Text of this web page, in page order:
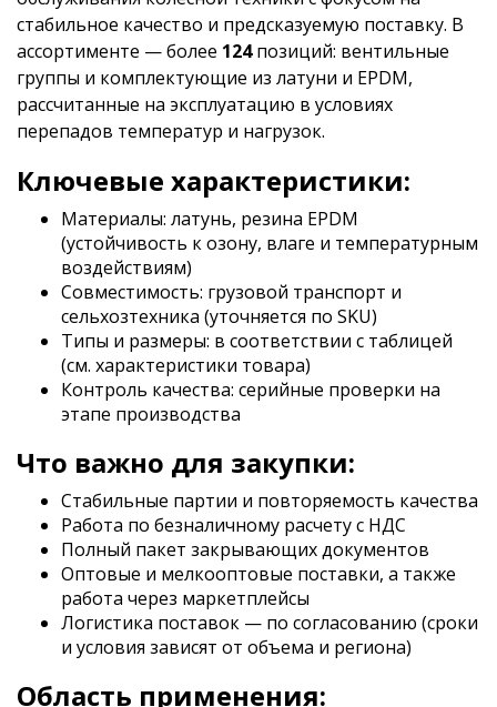
стабильное качество и предсказуемую поставку. В
ассортименте — более 124позиций: вентильные
группы и комплектующие из латуни и EPDM,
рассчитанные на эксплуатацию в условиях
перепадов температур и нагрузок.
Ключевые характеристики:
Материалы: латунь, резина EPDM
(устойчивость к озону, влаге и температурным
воздействиям)
Совместимость: грузовой транспорт и
сельхозтехника (уточняется по SKU)
Типы и размеры: в соответствии с таблицей
(см. характеристики товара)
Контроль качества: серийные проверки на
этапе производства
Что важно для закупки:
Стабильные партии и повторяемость качества
Работа по безналичному расчету с НДС
Полный пакет закрывающих документов
Оптовые и мелкооптовые поставки, а также
работа через маркетплейсы
Логистика поставок — по согласованию (сроки
и условия зависят от объема и региона)
Область применения: